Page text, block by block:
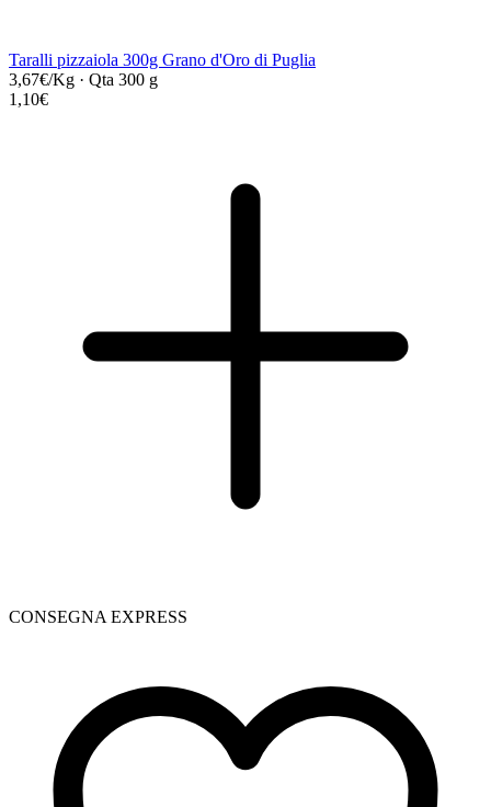
Taralli pizzaiola 300g Grano d'Oro di Puglia
3,67€/Kg · Qta 300 g
1,10€
CONSEGNA EXPRESS